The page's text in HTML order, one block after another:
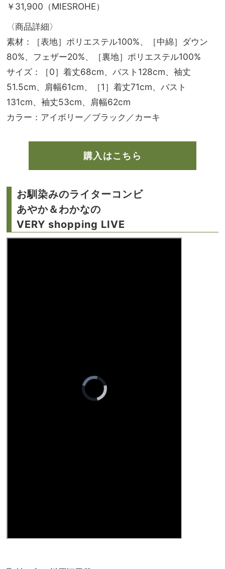
￥31,900（MIESROHE）
〈商品詳細〉
素材：［表地］ポリエステル100%、［中綿］ダウン
80%、フェザー20%、［裏地］ポリエステル100%
サイズ：［0］着丈68cm、バスト128cm、袖丈
51.5cm、肩幅61cm、［1］着丈71cm、バスト
131cm、袖丈53cm、肩幅62cm
カラー：アイボリー／ブラック／カーキ
購入はこちら
お馴染みのライターコンビ
あやか＆わかなの
VERY shopping LIVE